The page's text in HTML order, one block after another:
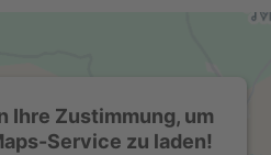
Ihre Zustimmung, um
Service zu laden!